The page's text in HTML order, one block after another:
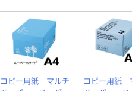
コピー用紙 マルチ
コピー用紙